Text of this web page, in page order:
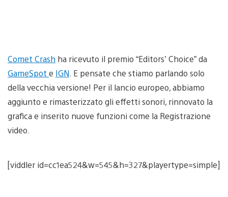
Comet Crash ha ricevuto il premio “Editors’ Choice” da
GameSpot e IGN . E pensate che stiamo parlando solo
della vecchia versione! Per il lancio europeo, abbiamo
aggiunto e rimasterizzato gli effetti sonori, rinnovato la
grafica e inserito nuove funzioni come la Registrazione
video.
[viddler id=cc1ea524&w=545&h=327&playertype=simple]